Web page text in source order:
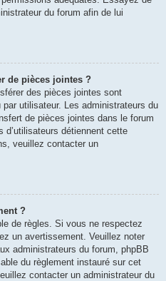
du forum afin de lui
de pièces jointes ?
des pièces jointes sont
utilisateur. Les administrateurs du
de pièces jointes dans le forum
d’utilisateurs détiennent cette
veuillez contacter un
?
de règles. Si vous ne respectez
un avertissement. Veuillez noter
administrateurs du forum, phpBB
du règlement instauré sur cet
contacter un administrateur du